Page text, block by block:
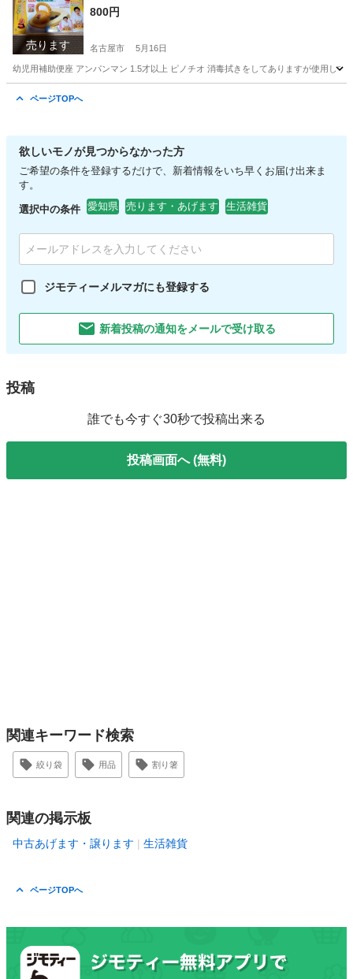
売ります
800円
名古屋市 5月16日
幼児用補助便座 アンパンマン 1.5才以上 ピノチオ 消毒拭きをしてありますが使用し
ページTOPへ
欲しいモノが見つからなかった方
ご希望の条件を登録するだけで、新着情報をいち早くお届け出来ま
す。
選択中の条件 愛知県 売ります・あげます 生活雑貨
ジモティーメルマガにも登録する
新着投稿の通知をメールで受け取る
投稿
誰でも今すぐ30秒で投稿出来る
投稿画面へ (無料)
関連キーワード検索
絞り袋 用品 割り箸
関連の掲示板
中古あげます・譲ります 生活雑貨
ページTOPへ